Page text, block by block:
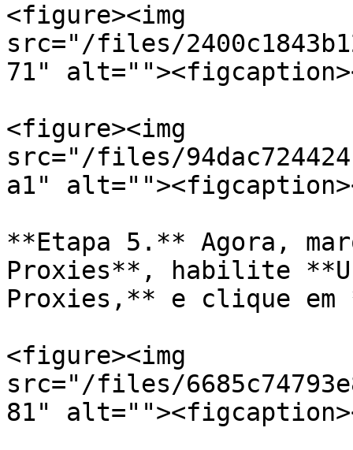
<figure><img
src="/files/
71"
<figure><img
src="/files/
a1"
**Etapa 5.** Agora,
Proxies**, habilite
Proxies,** e clique
<figure><img
src="/files/
81"